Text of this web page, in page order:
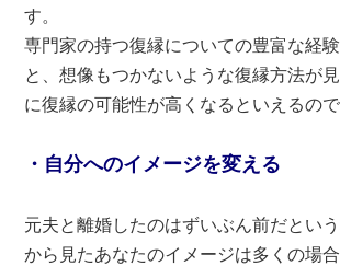
す。
専門家の持つ復縁についての豊富な経
と、想像もつかないような復縁方法が
に復縁の可能性が高くなるといえるので
・自分へのイメージを変える
元夫と離婚したのはずいぶん前だとい
から見たあなたのイメージは多くの場